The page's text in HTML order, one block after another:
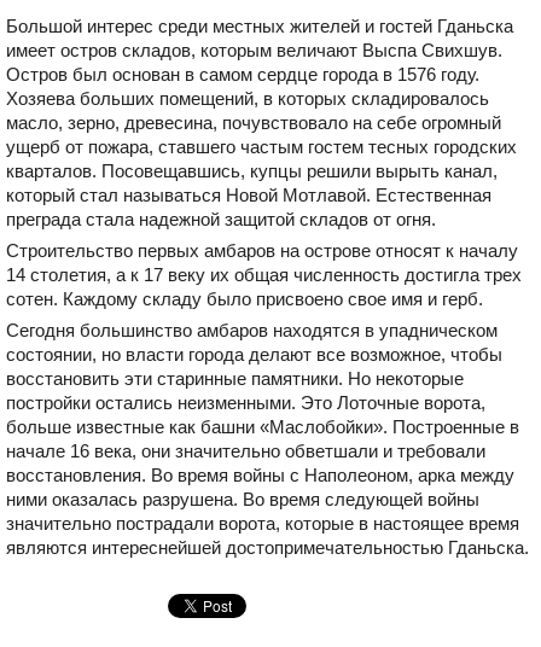
Большой интерес среди местных жителей и гостей Гданьска
имеет остров складов, которым величают Выспа Свихшув.
Остров был основан в самом сердце города в 1576 году.
Хозяева больших помещений, в которых складировалось
масло, зерно, древесина, почувствовало на себе огромный
ущерб от пожара, ставшего частым гостем тесных городских
кварталов. Посовещавшись, купцы решили вырыть канал,
который стал называться Новой Мотлавой. Естественная
преграда стала надежной защитой складов от огня.
Строительство первых амбаров на острове относят к началу
14 столетия, а к 17 веку их общая численность достигла трех
сотен. Каждому складу было присвоено свое имя и герб.
Сегодня большинство амбаров находятся в упадническом
состоянии, но власти города делают все возможное, чтобы
восстановить эти старинные памятники. Но некоторые
постройки остались неизменными. Это Лоточные ворота,
больше известные как башни «Маслобойки». Построенные в
начале 16 века, они значительно обветшали и требовали
восстановления. Во время войны с Наполеоном, арка между
ними оказалась разрушена. Во время следующей войны
значительно пострадали ворота, которые в настоящее время
являются интереснейшей достопримечательностью Гданьска.